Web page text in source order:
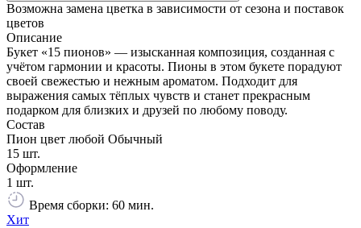
Возможна замена цветка в зависимости от сезона и поставок
цветов
Описание
Букет «15 пионов» — изысканная композиция, созданная с
учётом гармонии и красоты. Пионы в этом букете порадуют
своей свежестью и нежным ароматом. Подходит для
выражения самых тёплых чувств и станет прекрасным
подарком для близких и друзей по любому поводу.
Состав
Пион цвет любой Обычный
15 шт.
Оформление
1 шт.
Время сборки: 60 мин.
Хит